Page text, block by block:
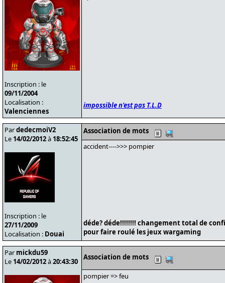
Inscription : le
09/11/2004
Localisation :
Valenciennes
impossible n'est pas T.L.D
PardedecmoiV2
Le 14/02/2012à 18:52:45
Inscription : le
27/11/2009
Localisation : Douai
Association de mots
accident---->>> pompier
déde? déde!!!!!!!! changement total de
pour faire roulé les jeux wargaming
Par mickdu59
Le 14/02/2012à20:43:30 Association de mots
pompier => feu